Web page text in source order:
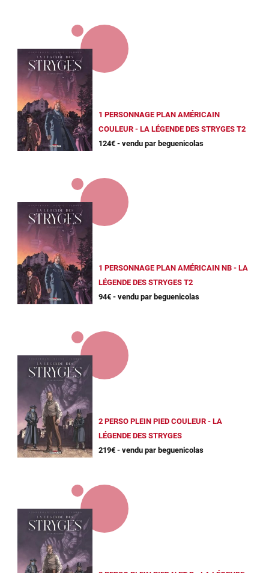
1 PERSONNAGE PLAN AMÉRICAIN
COULEUR - LA LÉGENDE DES STRYGES T2
124€ - vendu par beguenicolas
1 PERSONNAGE PLAN AMÉRICAIN NB - LA
LÉGENDE DES STRYGES T2
94€ - vendu par beguenicolas
2 PERSO PLEIN PIED COULEUR - LA
LÉGENDE DES STRYGES
219€ - vendu par beguenicolas